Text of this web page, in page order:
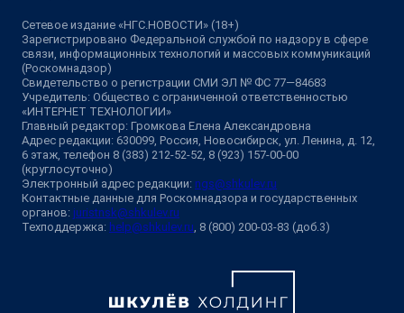
Сетевое издание «НГС.НОВОСТИ» (18+)
Зарегистрировано Федеральной службой по надзору в сфере
связи, информационных технологий и массовых коммуникаций
(Роскомнадзор)
Свидетельство о регистрации СМИ ЭЛ № ФС 77—84683
Учредитель: Общество с ограниченной ответственностью
«ИНТЕРНЕТ ТЕХНОЛОГИИ»
Главный редактор: Громкова Елена Александровна
Адрес редакции: 630099, Россия, Новосибирск, ул. Ленина, д. 12,
6 этаж, телефон 8 (383) 212-52-52, 8 (923) 157-00-00
(круглосуточно)
Электронный адрес редакции: ngs@shkulev.ru
Контактные данные для Роскомнадзора и государственных
органов: juristnsk@shkulev.ru
Техподдержка: help@shkulev.ru , 8 (800) 200-03-83 (доб.3)